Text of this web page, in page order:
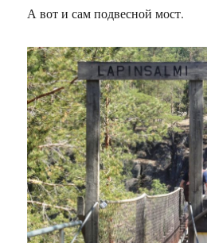
А вот и сам подвесной мост.